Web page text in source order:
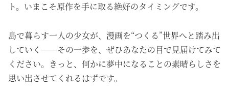
ト。いまこそ原作を手に取る絶好のタイミングです。
島で暮らす一人の少女が、漫画を“つくる”世界へと踏み出
していく――その一歩を、ぜひあなたの目で見届けてみて
ください。きっと、何かに夢中になることの素晴らしさを
思い出させてくれるはずです。